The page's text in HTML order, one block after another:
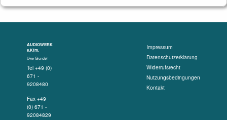
AUDIOWERK
e.Kfm.
Uwe Grundei
Tel +49 (0)
671 -
9208480
Fax +49
(0) 671 -
92084829
Impressum
Datenschutzerklärung
Widerrufsrecht
Nutzungsbedingungen
Kontakt